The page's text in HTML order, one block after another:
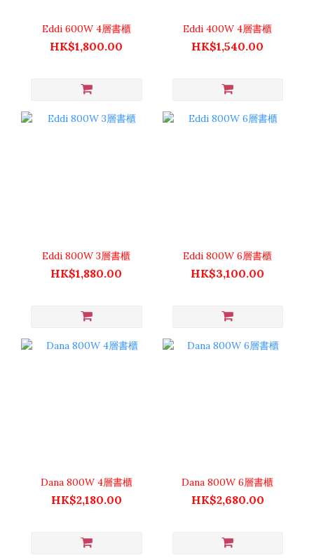
Eddi 600W 4層書櫃
HK$1,800.00
Eddi 400W 4層書櫃
HK$1,540.00
Eddi 800W 3層書櫃
HK$1,880.00
Eddi 800W 6層書櫃
HK$3,100.00
Dana 800W 4層書櫃
HK$2,180.00
Dana 800W 6層書櫃
HK$2,680.00